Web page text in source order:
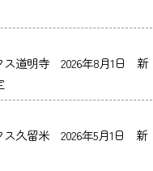
ス道明寺 2026年8月1日 新
ス久留米 2026年5月1日 新